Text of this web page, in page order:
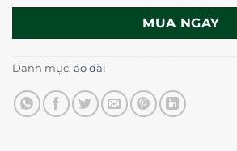
MUA NGAY
Danh mục: áo dài